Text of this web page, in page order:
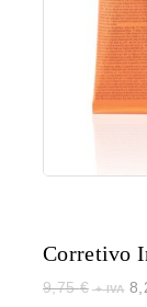
Corretivo
9,75€